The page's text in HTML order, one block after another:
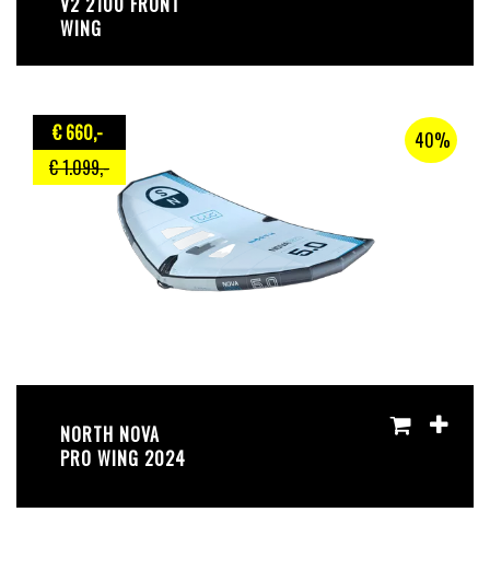
WING
€ 660,-
€ 1.099,-
40%
NORTH NOVA
PRO WING 2024